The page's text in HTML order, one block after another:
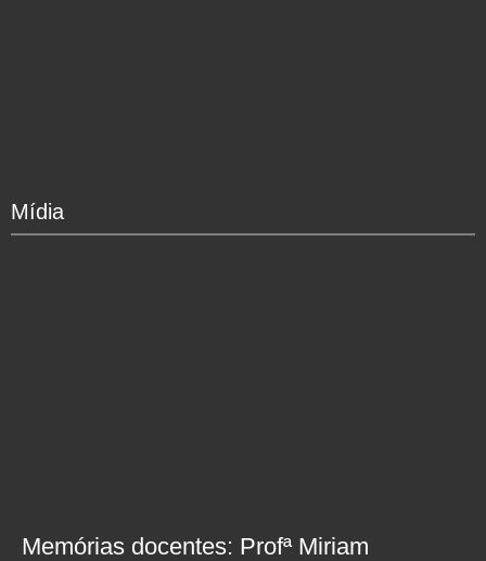
Mídia
Memórias docentes: Profª Miriam